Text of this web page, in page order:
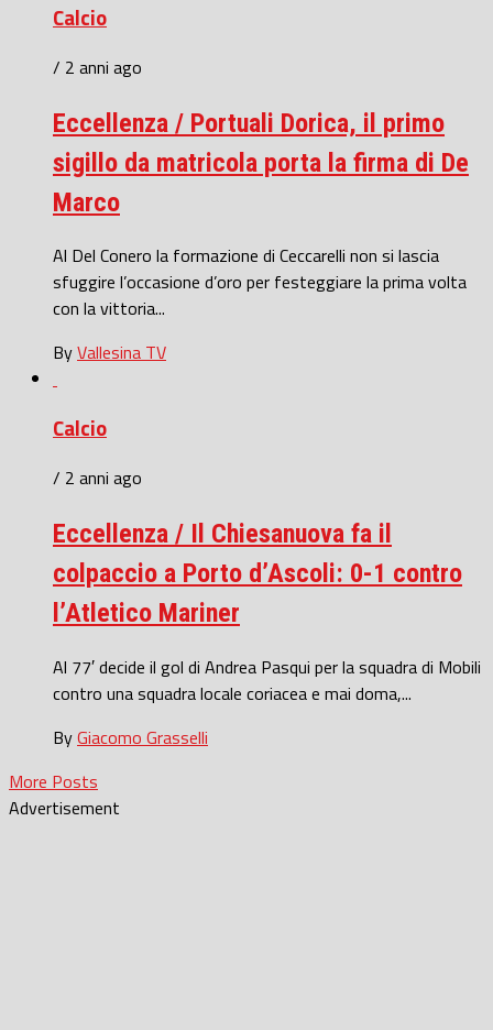
Calcio
/ 2 anni ago
Eccellenza / Portuali Dorica, il primo
sigillo da matricola porta la firma di De
Marco
Al Del Conero la formazione di Ceccarelli non si lascia
sfuggire l’occasione d’oro per festeggiare la prima volta
con la vittoria...
ByVallesina TV
Calcio
/ 2 anni ago
Eccellenza / Il Chiesanuova fa il
colpaccio a Porto d’Ascoli: 0-1 contro
l’Atletico Mariner
Al 77′ decide il gol di Andrea Pasqui per la squadra di Mobili
contro una squadra locale coriacea e mai doma,...
ByGiacomo Grasselli
More Posts
Advertisement